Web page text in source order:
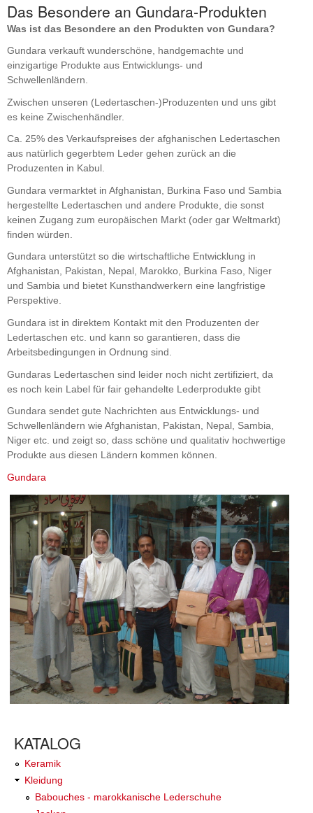
Das Besondere an Gundara-Produkten
Was ist das Besondere an den Produkten von Gundara?
Gundara verkauft wunderschöne, handgemachte und
einzigartige Produkte aus Entwicklungs- und
Schwellenländern.
Zwischen unseren (Ledertaschen-)Produzenten und uns gibt
es keine Zwischenhändler.
Ca. 25% des Verkaufspreises der afghanischen Ledertaschen
aus natürlich gegerbtem Leder gehen zurück an die
Produzenten in Kabul.
Gundara vermarktet in Afghanistan, Burkina Faso und Sambia
hergestellte Ledertaschen und andere Produkte, die sonst
keinen Zugang zum europäischen Markt (oder gar Weltmarkt)
finden würden.
Gundara unterstützt so die wirtschaftliche Entwicklung in
Afghanistan, Pakistan, Nepal, Marokko, Burkina Faso, Niger
und Sambia und bietet Kunsthandwerkern eine langfristige
Perspektive.
Gundara ist in direktem Kontakt mit den Produzenten der
Ledertaschen etc. und kann so garantieren, dass die
Arbeitsbedingungen in Ordnung sind.
Gundaras Ledertaschen sind leider noch nicht zertifiziert, da
es noch kein Label für fair gehandelte Lederprodukte gibt
Gundara sendet gute Nachrichten aus Entwicklungs- und
Schwellenländern wie Afghanistan, Pakistan, Nepal, Sambia,
Niger etc. und zeigt so, dass schöne und qualitativ hochwertige
Produkte aus diesen Ländern kommen können.
Gundara
KATALOG
Keramik
Kleidung
Babouches - marokkanische Lederschuhe